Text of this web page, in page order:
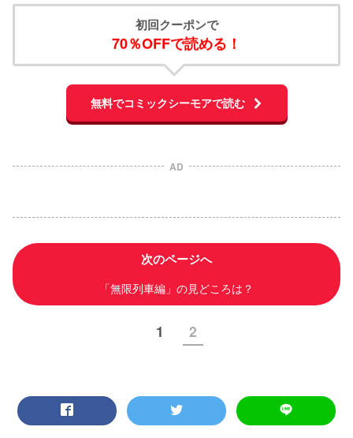
初回クーポンで
70％OFFで読める！
無料でコミックシーモアで読む
AD
次のページへ
「無限列車編」の見どころは？
1 2